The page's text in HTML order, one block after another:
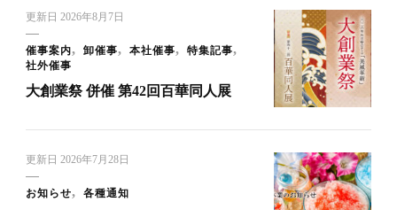
更新日 2026年8月7日
催事案内 卸催事 本社催事
特集記事
社外催事
大創業祭 併催 第42回百華同人展
更新日 2026年7月28日
お知らせ 各種通知